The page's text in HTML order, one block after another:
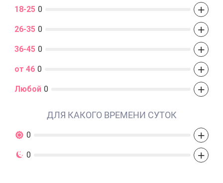
18-25 0 +
26-35 0 +
36-45 0 +
от 46 0 +
Любой 0 +
ДЛЯ КАКОГО ВРЕМЕНИ СУТОК
0 +
0 +